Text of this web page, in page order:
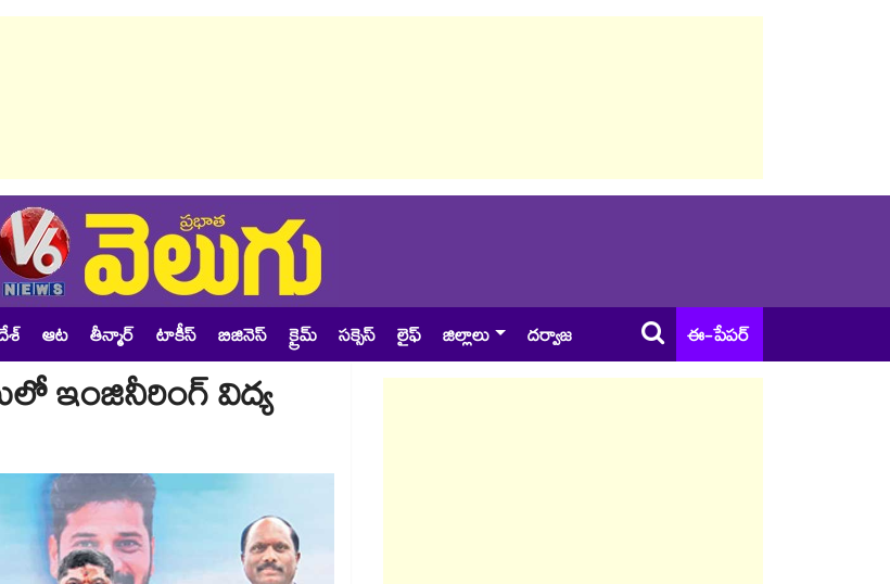
ఆట తీన్మార్ టాకీస్ బిజినెస్ క్రైమ్ సక్సెస్ లైఫ్ జిల్లాలు దర్వాజ ఈ-పేపర్
ఇంజినీరింగ్‌‌‌‌‌‌‌‌ విద్య